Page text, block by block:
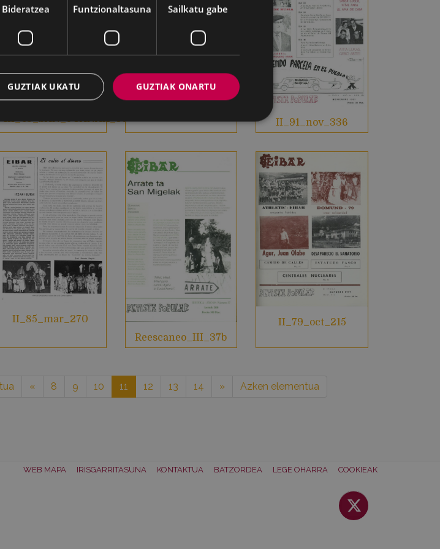
III_43_SAN_JUANAK_95_6 II_91_nov_336
II_85_mar_270
Reescaneo_III_37b
II_79_oct_215
« 8 9 10 11 12 13 14 » Azken elementua
WEB MAPA IRISGARRITASUNA KONTAKTUA BATZORDEA LEGE OHARRA COOKIEAK
Bideratzea Funtzionaltasuna Sailkatu gabe
GUZTIAK ONARTU
GUZTIAK UKATU